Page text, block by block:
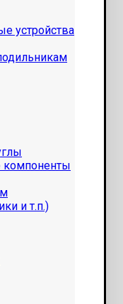
устройства
и т.п.)